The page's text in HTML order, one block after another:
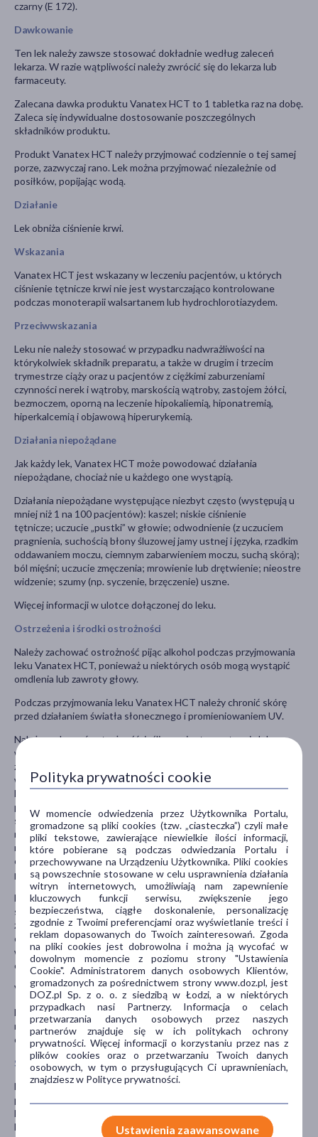
czarny (E 172).
Dawkowanie
Ten lek należy zawsze stosować dokładnie według zaleceń
lekarza. W razie wątpliwości należy zwrócić się do lekarza lub
farmaceuty.
Zalecana dawka produktu Vanatex HCT to 1 tabletka raz na dobę.
Zaleca się indywidualne dostosowanie poszczególnych
składników produktu.
Produkt Vanatex HCT należy przyjmować codziennie o tej samej
porze, zazwyczaj rano. Lek można przyjmować niezależnie od
posiłków, popijając wodą.
Działanie
Lek obniża ciśnienie krwi.
Wskazania
Vanatex HCT jest wskazany w leczeniu pacjentów, u których
ciśnienie tętnicze krwi nie jest wystarczająco kontrolowane
podczas monoterapii walsartanem lub hydrochlorotiazydem.
Przeciwwskazania
Leku nie należy stosować w przypadku nadwrażliwości na
którykolwiek składnik preparatu, a także w drugim i trzecim
trymestrze ciąży oraz u pacjentów z ciężkimi zaburzeniami
czynności nerek i wątroby, marskością wątroby, zastojem żółci,
bezmoczem, oporną na leczenie hipokaliemią, hiponatremią,
hiperkalcemią i objawową hiperurykemią.
Działania niepożądane
Jak każdy lek, Vanatex HCT może powodować działania
niepożądane, chociaż nie u każdego one wystąpią.
Działania niepożądane występujące niezbyt często (występują u
mniej niż 1 na 100 pacjentów): kaszel; niskie ciśnienie
tętnicze; uczucie „pustki” w głowie; odwodnienie (z uczuciem
pragnienia, suchością błony śluzowej jamy ustnej i języka, rzadkim
oddawaniem moczu, ciemnym zabarwieniem moczu, suchą skórą);
ból mięśni; uczucie zmęczenia; mrowienie lub drętwienie; nieostre
widzenie; szumy (np. syczenie, brzęczenie) uszne.
Więcej informacji w ulotce dołączonej do leku.
Ostrzeżenia i środki ostrożności
Należy zachować ostrożność pijąc alkohol podczas przyjmowania
leku Vanatex HCT, ponieważ u niektórych osób mogą wystąpić
omdlenia lub zawroty głowy.
Podczas przyjmowania leku Vanatex HCT należy chronić skórę
przed działaniem światła słonecznego i promieniowaniem UV.
Należy zachować ostrożność, jeśli u pacjenta występują lub
występowały w przeszłości: niewielkie lub umiarkowane
zaburzenia nerek lub stan po przeszczepieniu nerki, choroby
wątroby, niewydolność serca lub zaburzenia zastawkowe serca
lub mięśnia sercowego, wymioty lub biegunka utrzymujące się
przez kilka dni, leczenie dużymi dawkami leków moczopędnych lub
stosowanie diety z małą zawartością soli, zaburzenia dotyczące
nadnerczy (pierwotny hiperaldosteronizm), cukrzyca, toczeń
rumieniowaty (choroba autoimmunologiczna), uczulenie lub astma
oskrzelowa, nowotwór skóry, problemy z oddychaniem po
przyjęciu hydrochlorotiazydu.
Nasilona biegunka, zaburzenia wzroku i ból oka, pragnienie,
suchość błony śluzowej jamy ustnej, bóle lub kurcze mięśni,
zmęczenie mięśni, niskie ciśnienie tętnicze (niedociśnienie),
osłabienie, apatia, zmęczenie, senność lub niepokój, nudności,
wymioty oraz zmniejszona ilość wydalanego moczu lub szybka
czynność serca są wskazaniem do konsultacji z lekarzem.
Vanatex HCT zawiera laktozę.
Lek należy przechowywać w miejscu niewidocznym i
niedostępnym dla dzieci, w temperaturze poniżej 30°C, w
oryginalnym opakowaniu.
Stosowanie innych leków
Należy powiedzieć lekarzowi lub farmaceucie o wszystkich lekach
przyjmowanych przez pacjenta obecnie lub ostatnio, a także o
lekach, które pacjent planuje przyjmować, w tym również o tych,
które wydawane są bez recepty.
Polityka prywatności cookie
W momencie odwiedzenia przez Użytkownika Portalu,
gromadzone są pliki cookies (tzw. „ciasteczka”) czyli małe
pliki tekstowe, zawierające niewielkie ilości informacji,
które pobierane są podczas odwiedzania Portalu i
przechowywane na Urządzeniu Użytkownika. Pliki cookies
są powszechnie stosowane w celu usprawnienia działania
witryn internetowych, umożliwiają nam zapewnienie
kluczowych funkcji serwisu, zwiększenie jego
bezpieczeństwa, ciągłe doskonalenie, personalizację
zgodnie z Twoimi preferencjami oraz wyświetlanie treści i
reklam dopasowanych do Twoich zainteresowań. Zgoda
na pliki cookies jest dobrowolna i można ją wycofać w
dowolnym momencie z poziomu strony "Ustawienia
Cookie". Administratorem danych osobowych Klientów,
gromadzonych za pośrednictwem strony www.doz.pl, jest
DOZ.pl Sp. z o. o. z siedzibą w Łodzi, a w niektórych
przypadkach nasi Partnerzy. Informacja o celach
przetwarzania danych osobowych przez naszych
partnerów znajduje się w ich politykach ochrony
prywatności. Więcej informacji o korzystaniu przez nas z
plików cookies oraz o przetwarzaniu Twoich danych
osobowych, w tym o przysługujących Ci uprawnieniach,
znajdziesz w Polityce prywatności.
Ustawienia zaawansowane